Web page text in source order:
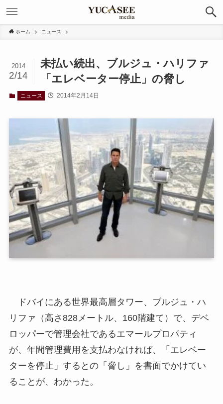
ホーム ニュース
未払い続出、ブルジュ・ハリファ
「エレベーター停止」の脅し
2014
2/14
ニュース 2014年2月14日
ドバイにある世界最高層タワー、ブルジュ・ハ
リファ（高さ828メートル、160階建て）で、デベ
ロッパーで管理会社であるエマールプロパティ
が、年間管理費用を支払わなければ、「エレベー
ターを停止」するとの「脅し」を書面でかけてい
ることが、わかった。